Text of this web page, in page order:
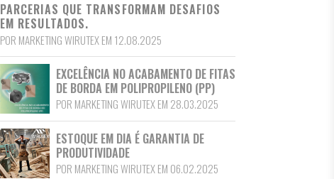
PARCERIAS QUE TRANSFORMAM DESAFIOS
EM RESULTADOS.
POR MARKETING WIRUTEX EM 12.08.2025
EXCELÊNCIA NO ACABAMENTO DE FITAS
DE BORDA EM POLIPROPILENO (PP)
POR MARKETING WIRUTEX EM 28.03.2025
ESTOQUE EM DIA É GARANTIA DE
PRODUTIVIDADE
POR MARKETING WIRUTEX EM 06.02.2025